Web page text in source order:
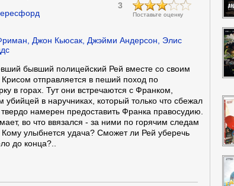
Поставьте оценку
3
Джон Кьюсак, Джэйми Андерсон, Элис
бывший полицейский Рей вместе со своим
отправляется в пеший поход по
в горах. Тут они встречаются с Франком,
в наручниках, который только что сбежал
намерен предоставить Франка правосудию.
во что ввязался - за ними по горячим следам
улыбнется удача? Сможет ли Рей уберечь
до конца?..